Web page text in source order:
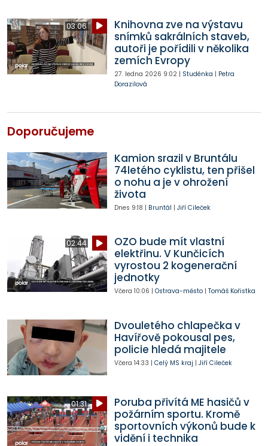
03:06
Knihovna zve na výstavu
snímků sakrálních staveb,
autoři je pořídili v několika
zemích Evropy
27. ledna 2026 9:02| Studénka | Petra
Dorazilová
Doporučujeme
Kamion srazil v Bruntálu
74letého cyklistu, ten přišel
o nohu a je v ohrožení
života
Dnes 9:18 | Bruntál | Jiří Cileček
02:44
OZO bude mít vlastní
elektřinu. V Kunčicích
vyrostou 2 kogenerační
jednotky
Včera 10:06 | Ostrava-město| Tomáš Kořistka
Dvouletého chlapečka v
Havířově pokousal pes,
policie hledá majitele
Včera 14:33 | Celý MS kraj | Jiří Cileček
01:31
Poruba přivítá ME hasičů v
požárním sportu. Kromě
sportovních výkonů bude k
vidění i technika